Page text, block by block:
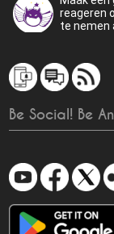
reageren
te nemen
Be Social! Be